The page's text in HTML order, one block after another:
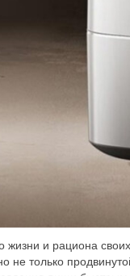
жизни и рациона
не только